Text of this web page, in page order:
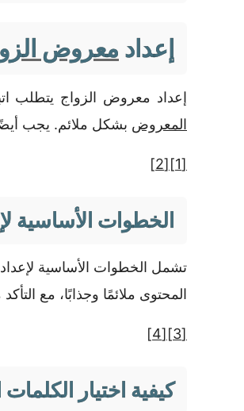
إعداد معروض
إعداد معروض الزواج يتطلب
المعروض بشكل ملائم. يجب
[1]
[2]
الخطوات الأساسية
تشمل الخطوات الأساسية
المحتوى ملائمًا وجذابًا، مع
[3]
[4]
كيفية اختيار